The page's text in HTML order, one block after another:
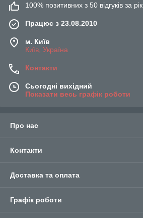
100% позитивних з 50 відгуків за рік
Працює з 23.08.2010
м. Київ
Київ, Україна
Контакти
Сьогодні вихідний
Показати весь графік роботи
Про нас
Контакти
Доставка та оплата
Графік роботи